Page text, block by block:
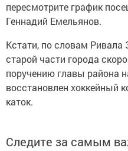
пересмотрите график
Геннадий Емельянов.
Кстати, по словам Ривала
старой части города
поручению главы района
восстановлен хоккейный
каток.
Следите за самым